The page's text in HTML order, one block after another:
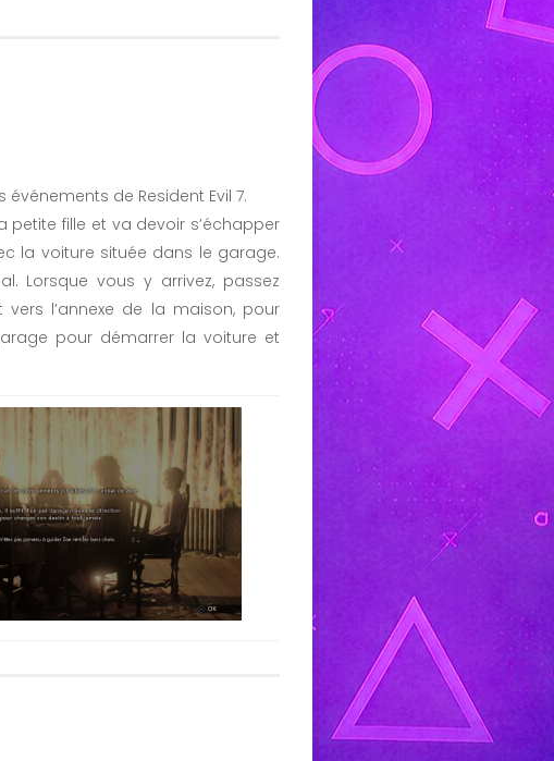
de Resident Evil 7.
fille et va devoir s’échapper
la voiture située dans le garage.
Lorsque vous y arrivez, passez
l’annexe de la maison, pour
pour démarrer la voiture et